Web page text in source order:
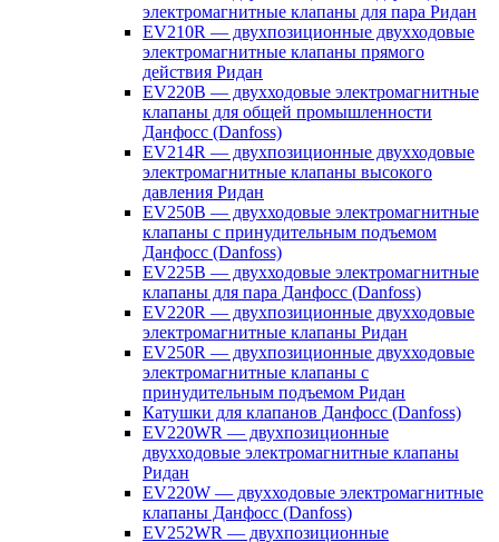
электромагнитные клапаны для пара Ридан
EV210R — двухпозиционные двухходовые
электромагнитные клапаны прямого
действия Ридан
EV220B — двухходовые электромагнитные
клапаны для общей промышленности
Данфосс (Danfoss)
EV214R — двухпозиционные двухходовые
электромагнитные клапаны высокого
давления Ридан
EV250B — двухходовые электромагнитные
клапаны с принудительным подъемом
Данфосс (Danfoss)
EV225B — двухходовые электромагнитные
клапаны для пара Данфосс (Danfoss)
EV220R — двухпозиционные двухходовые
электромагнитные клапаны Ридан
EV250R — двухпозиционные двухходовые
электромагнитные клапаны с
принудительным подъемом Ридан
Катушки для клапанов Данфосс (Danfoss)
EV220WR — двухпозиционные
двухходовые электромагнитные клапаны
Ридан
EV220W — двухходовые электромагнитные
клапаны Данфосс (Danfoss)
EV252WR — двухпозиционные